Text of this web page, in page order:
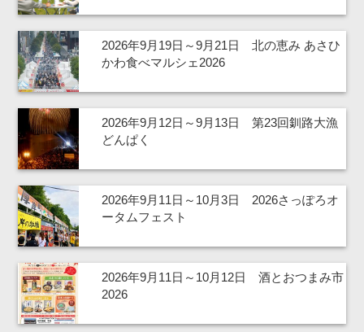
2026年9月19日～9月21日 北の恵み あさひ
かわ食べマルシェ2026
2026年9月12日～9月13日 第23回釧路大漁
どんぱく
2026年9月11日～10月3日 2026さっぽろオ
ータムフェスト
2026年9月11日～10月12日 酒とおつまみ市
2026